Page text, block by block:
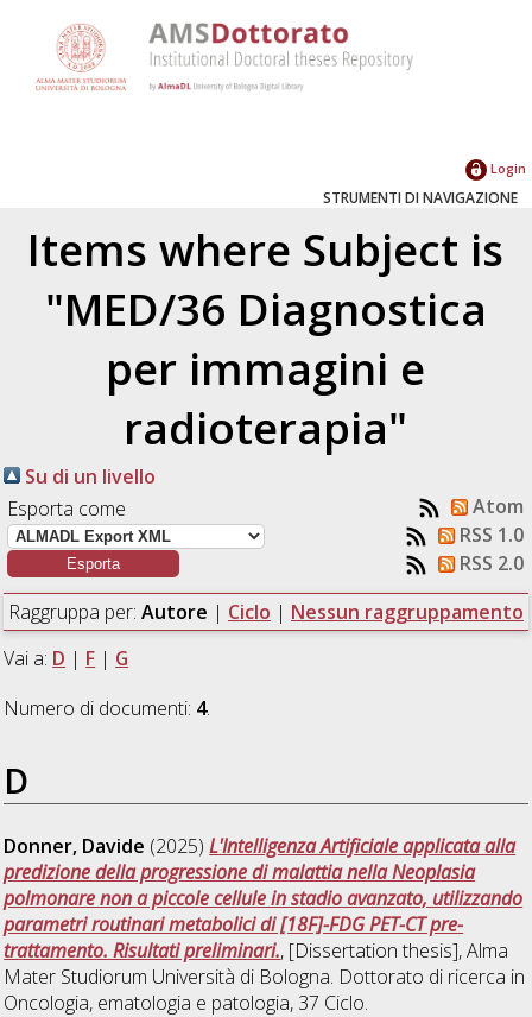
Login
STRUMENTI DI NAVIGAZIONE
Items where Subject is
"MED/36 Diagnostica
per immagini e
radioterapia"
Su di un livello
Esporta come
Atom
RSS 1.0
RSS 2.0
Raggruppa per: Autore | Ciclo | Nessun raggruppamento
Vai a: D | F | G
Numero di documenti: 4.
D
Donner, Davide (2025)L'Intelligenza Artificiale applicata alla
predizione della progressione di malattia nella Neoplasia
polmonare non a piccole cellule in stadio avanzato, utilizzando
parametri routinari metabolici di [18F]-FDG PET-CT pre-
trattamento. Risultati preliminari., [Dissertation thesis], Alma
Mater Studiorum Università di Bologna. Dottorato di ricerca in
Oncologia, ematologia e patologia, 37 Ciclo.